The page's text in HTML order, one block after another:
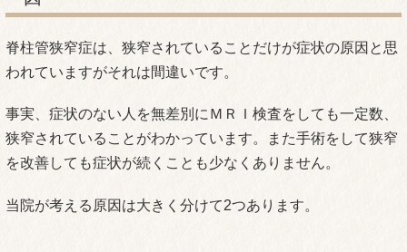
脊柱管狭窄症は、狭窄されていることだけが症状の原因と思
われていますがそれは間違いです。
事実、症状のない人を無差別にＭＲＩ検査をしても一定数、
狭窄されていることがわかっています。また手術をして狭窄
を改善しても症状が続くことも少なくありません。
当院が考える原因は大きく分けて2つあります。